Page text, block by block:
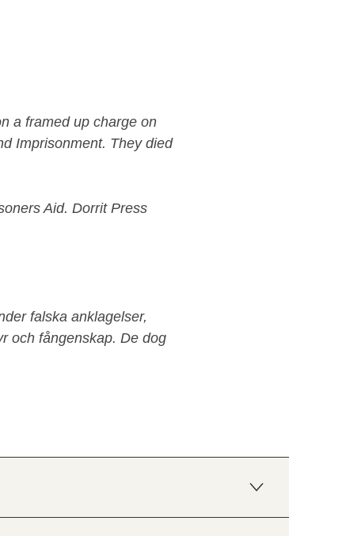
a framed up charge on
Imprisonment. They died
Aid. Dorrit Press
falska anklagelser,
och fångenskap. De dog